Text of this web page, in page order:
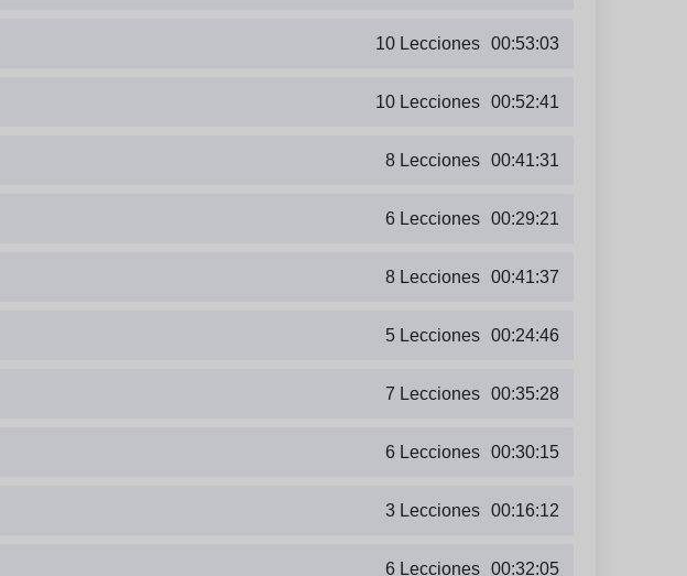
10 Lecciones 00:53:03
10 Lecciones 00:52:41
8 Lecciones 00:41:31
6 Lecciones 00:29:21
8 Lecciones 00:41:37
5 Lecciones 00:24:46
7 Lecciones 00:35:28
6 Lecciones 00:30:15
3 Lecciones 00:16:12
6 Lecciones 00:32:05